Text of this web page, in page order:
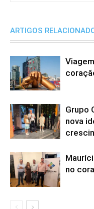
ARTIGOS
Grupo
nova
no